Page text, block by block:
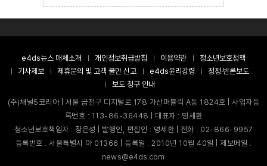
e4ds뉴스 매체소개 개인정보취급방침 이용약관
청소년보호정책
기사제보
제휴문의 및 고객 불만 신고 e4ds윤리강령
정정·반론보도
보도 청구 안내
(주)채널5코리아 | 서울 금천구 디지털로 178 가산퍼블릭 A동 1824호 | 사업자등
록번호 : 113-86-36448 | 대표자 : 명세환
청소년보호책임자 : 장은성 | 발행인, 편집인 : 명세환 | 전화 : 02-866-9957
등록번호 : 서울특별시 아 01366 | 등록일 : 2010년 10월 40일 | 제보메일 :
news@e4ds.com